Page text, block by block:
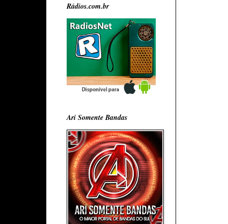
Rádios.com.br
Ari Somente Bandas